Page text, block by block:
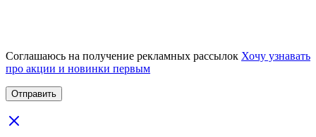
Соглашаюсь на получение рекламных рассылок Хочу узнавать
про акции и новинки первым